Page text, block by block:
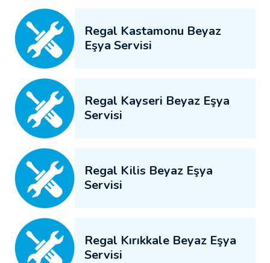
Regal Kastamonu Beyaz
Eşya Servisi
Regal Kayseri Beyaz Eşya
Servisi
Regal Kilis Beyaz Eşya
Servisi
Regal Kırıkkale Beyaz Eşya
Servisi